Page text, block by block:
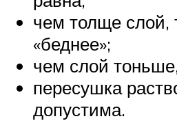
чем толще слой,
«беднее»;
чем слой
пересушка
допустима.